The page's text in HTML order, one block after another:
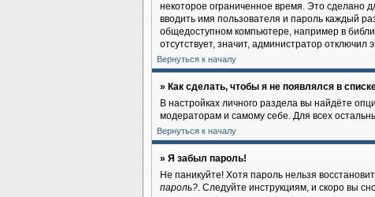
некоторое ограниченное время. Это сделано
вводить имя пользователя и пароль каждый
общедоступном компьютере, например в
отсутствует, значит, администратор отключил
Вернуться к началу
» Как сделать, чтобы я не появлялся в
В настройках личного раздела вы найдёте
модераторам и самому себе. Для всех
Вернуться к началу
» Я забыл пароль!
Не паникуйте! Хотя пароль нельзя
пароль?. Следуйте инструкциям, и скоро вы